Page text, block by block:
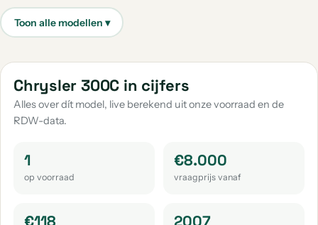
aantal: 1 aantal: 1
Chrysler 300C in cijfers
Alles over dít model, live berekend uit onze voorraad en de
RDW-data.
1
op voorraad
€8.000
vraagprijs vanaf
€118 2007